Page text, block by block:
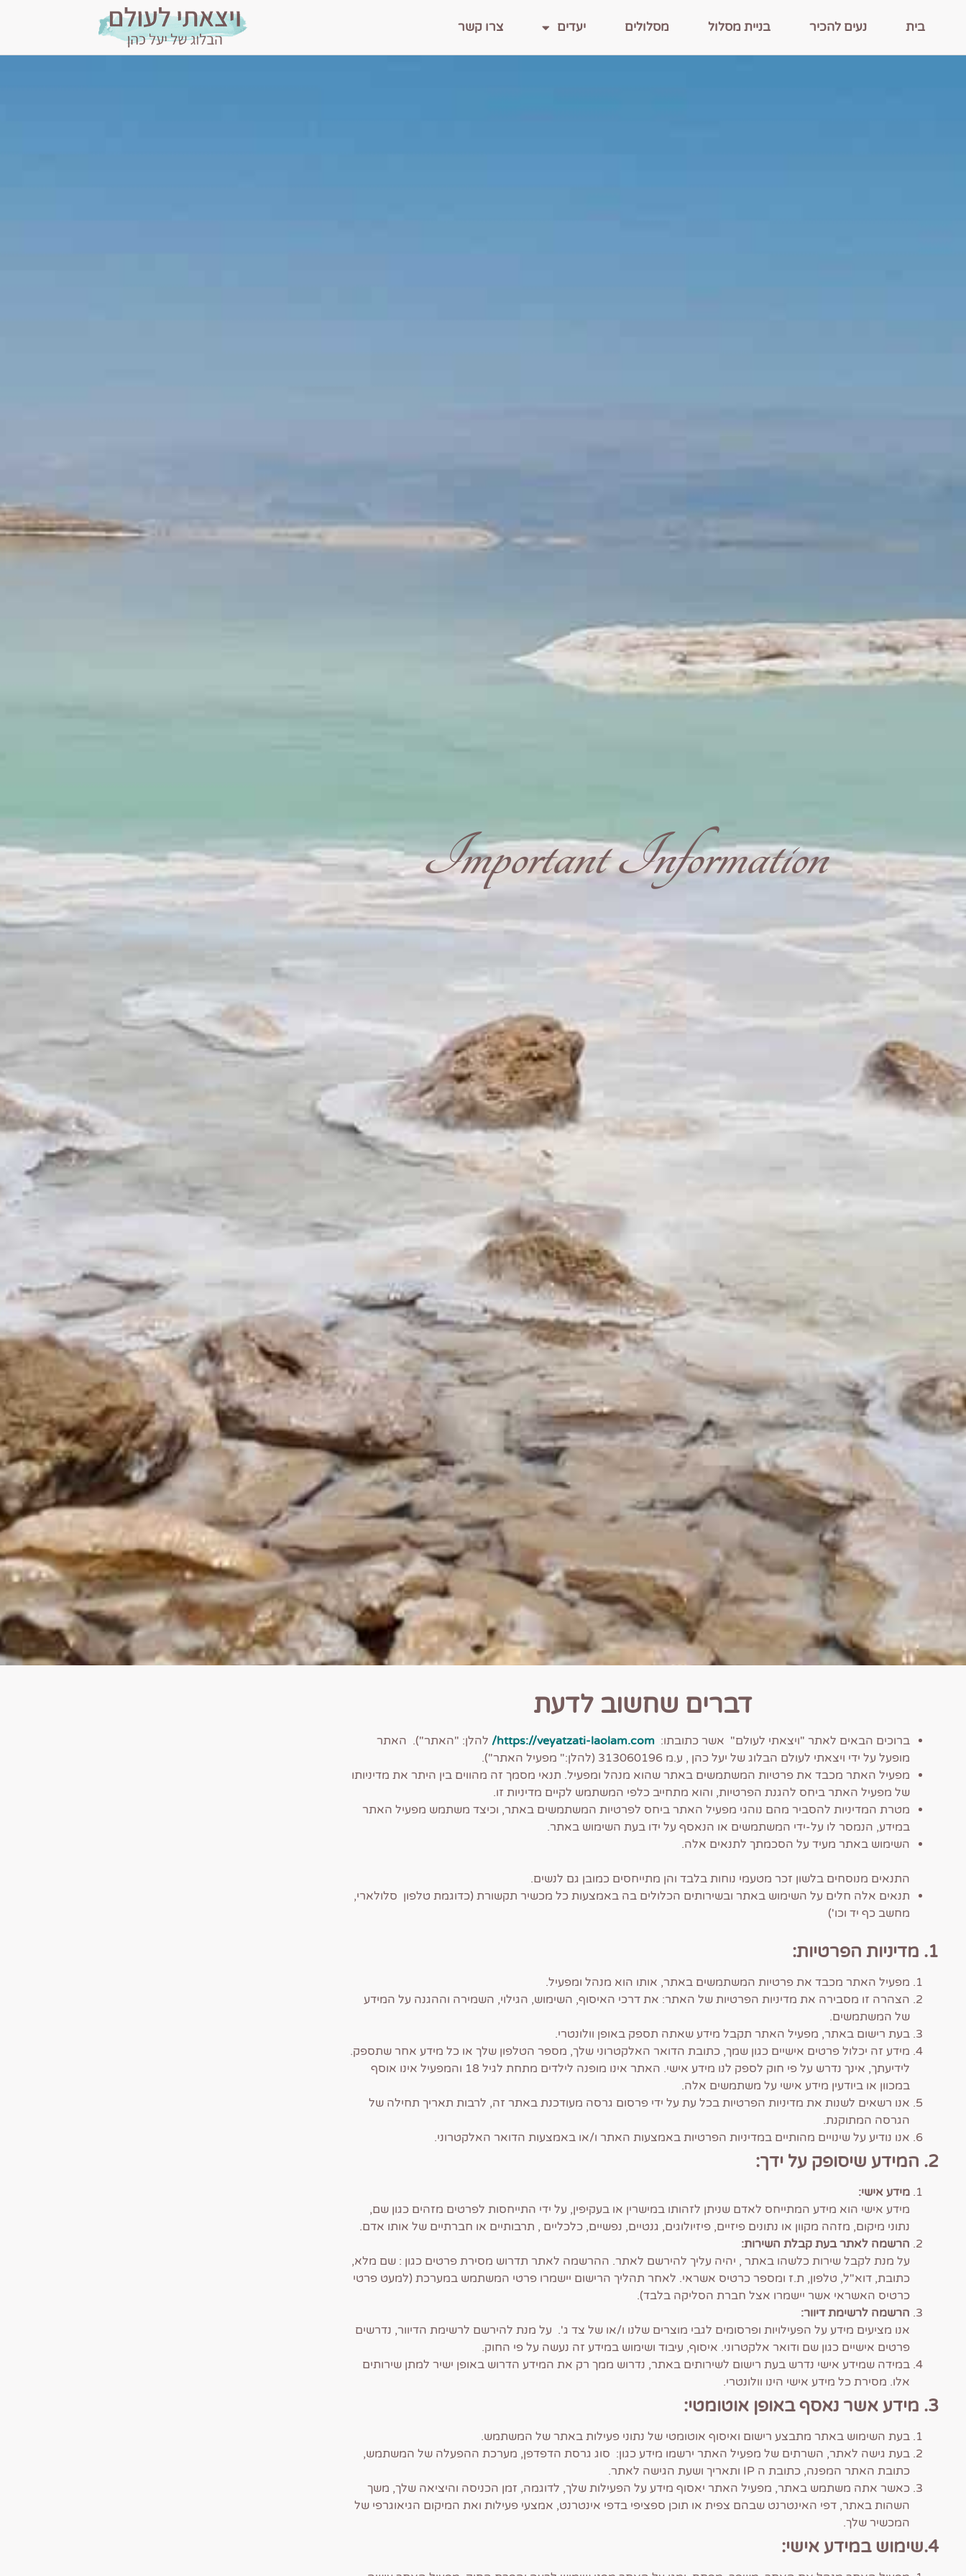
בית נעים להכיר בניית מסלול מסלולים יעדים צרו קשר
Important Information
דברים שחשוב לדעת
ברוכים הבאים לאתר "ויצאתי לעולם" אשר כתובתו: https://veyatzati-laolam.com/
להלן: "האתר"). האתר
מופעל על ידי ויצאתי לעולם הבלוג של יעל כהן , ע.מ 313060196 (להלן:" מפעיל האתר").
מפעיל האתר מכבד את פרטיות המשתמשים באתר שהוא מנהל ומפעיל. תנאי מסמך זה מהווים בין היתר את מדיניותו
של מפעיל האתר ביחס להגנת הפרטיות, והוא מתחייב כלפי המשתמש לקיים מדיניות זו.
מטרת המדיניות להסביר מהם נוהגי מפעיל האתר ביחס לפרטיות המשתמשים באתר, וכיצד משתמש מפעיל האתר
במידע, הנמסר לו על-ידי המשתמשים או הנאסף על ידו בעת השימוש באתר.
השימוש באתר מעיד על הסכמתך לתנאים אלה.
התנאים מנוסחים בלשון זכר מטעמי נוחות בלבד והן מתייחסים כמובן גם לנשים.
תנאים אלה חלים על השימוש באתר ובשירותים הכלולים בה באמצעות כל מכשיר תקשורת (כדוגמת טלפון סלולארי,
מחשב כף יד וכו')
1. מדיניות הפרטיות:
מפעיל האתר מכבד את פרטיות המשתמשים באתר, אותו הוא מנהל ומפעיל.
הצהרה זו מסבירה את מדיניות הפרטיות של האתר: את דרכי האיסוף, השימוש, הגילוי, השמירה וההגנה על המידע
של המשתמשים.
בעת רישום באתר, מפעיל האתר תקבל מידע שאתה תספק באופן וולונטרי.
מידע זה יכלול פרטים אישיים כגון שמך, כתובת הדואר האלקטרוני שלך, מספר הטלפון שלך או כל מידע אחר שתספק.
לידיעתך, אינך נדרש על פי חוק לספק לנו מידע אישי. האתר אינו מופנה לילדים מתחת לגיל 18 והמפעיל אינו אוסף
במכוון או ביודעין מידע אישי על משתמשים אלה.
אנו רשאים לשנות את מדיניות הפרטיות בכל עת על ידי פרסום גרסה מעודכנת באתר זה, לרבות תאריך תחילה של
הגרסה המתוקנת.
אנו נודיע על שינויים מהותיים במדיניות הפרטיות באמצעות האתר ו/או באמצעות הדואר האלקטרוני.
2. המידע שיסופק על ידך:
מידע אישי:
מידע אישי הוא מידע המתייחס לאדם שניתן לזהותו במישרין או בעקיפין, על ידי התייחסות לפרטים מזהים כגון שם,
נתוני מיקום, מזהה מקוון או נתונים פיזיים, פיזיולוגים, גנטיים, נפשיים, כלכליים , תרבותיים או חברתיים של אותו אדם.
הרשמה לאתר בעת קבלת השירות:
על מנת לקבל שירות כלשהו באתר , יהיה עליך להירשם לאתר. ההרשמה לאתר תדרוש מסירת פרטים כגון : שם מלא,
כתובת, דוא"ל, טלפון, ת.ז ומספר כרטיס אשראי. לאחר תהליך הרישום יישמרו פרטי המשתמש במערכת (למעט פרטי
כרטיס האשראי אשר יישמרו אצל חברת הסליקה בלבד).
הרשמה לרשימת דיוור:
אנו מציעים מידע על הפעילויות ופרסומים לגבי מוצרים שלנו ו/או של צד ג'. על מנת להירשם לרשימת הדיוור, נדרשים
פרטים אישיים כגון שם ודואר אלקטרוני. איסוף, עיבוד ושימוש במידע זה נעשה על פי החוק.
במידה שמידע אישי נדרש בעת רישום לשירותים באתר, נדרוש ממך רק את המידע הדרוש באופן ישיר למתן שירותים
אלו. מסירת כל מידע אישי הינו וולונטרי.
3. מידע אשר נאסף באופן אוטומטי:
בעת השימוש באתר מתבצע רישום ואיסוף אוטומטי של נתוני פעילות באתר של המשתמש.
בעת גישה לאתר, השרתים של מפעיל האתר ירשמו מידע כגון: סוג גרסת הדפדפן, מערכת ההפעלה של המשתמש,
כתובת האתר המפנה, כתובת ה IP ותאריך ושעת הגישה לאתר.
כאשר אתה משתמש באתר, מפעיל האתר יאסוף מידע על הפעילות שלך, לדוגמה, זמן הכניסה והיציאה שלך, משך
השהות באתר, דפי האינטרנט שבהם צפית או תוכן ספציפי בדפי אינטרנט, אמצעי פעילות ואת המיקום הגיאוגרפי של
המכשיר שלך.
4.שימוש במידע אישי: